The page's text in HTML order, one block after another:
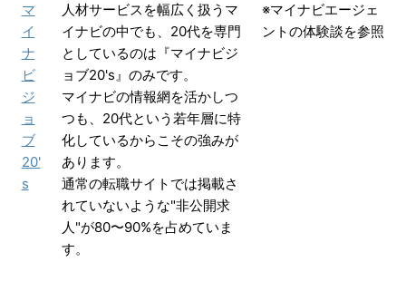
マ
イ
ナ
ビ
ジ
ョ
ブ
20'
s
人材サービスを幅広く扱うマ
イナビの中でも、20代を専門
としているのは『マイナビジ
ョブ20's』のみです。
マイナビの情報網を活かしつ
つも、20代という若年層に特
化しているからこその強みが
あります。
通常の転職サイトでは掲載さ
れていないような"非公開求
人"が80〜90%を占めていま
す。
※マイナビエージェ
ントの体験談を参照